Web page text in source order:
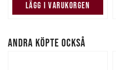
LÄGG I VARUKORGEN
ANDRA KÖPTE OCKSÅ